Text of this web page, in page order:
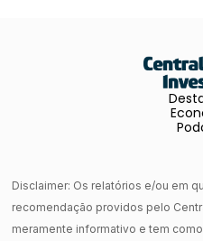
Disclaimer: Os relatórios e/ou em
recomendação providos pelo
meramente informativo e tem